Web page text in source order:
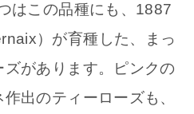
はこの品種にも、1887
）が育種した、まっ
があります。ピンクの
出のティーローズも、